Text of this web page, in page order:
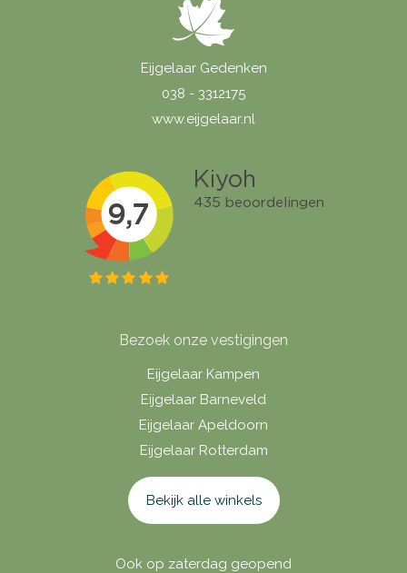
Eijgelaar Gedenken
038 - 3312175
www.eijgelaar.nl
Bezoek onze vestigingen
Eijgelaar Kampen
Eijgelaar Barneveld
Eijgelaar Apeldoorn
Eijgelaar Rotterdam
Bekijk alle winkels
Ook op zaterdag geopend